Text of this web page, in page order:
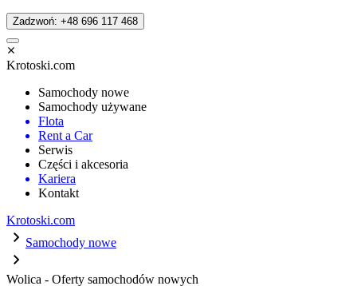
Zadzwoń: +48 696 117 468
Krotoski.com
Samochody nowe
Samochody używane
Flota
Rent a Car
Serwis
Części i akcesoria
Kariera
Kontakt
Krotoski.com
Samochody nowe
Wolica - Oferty samochodów nowych